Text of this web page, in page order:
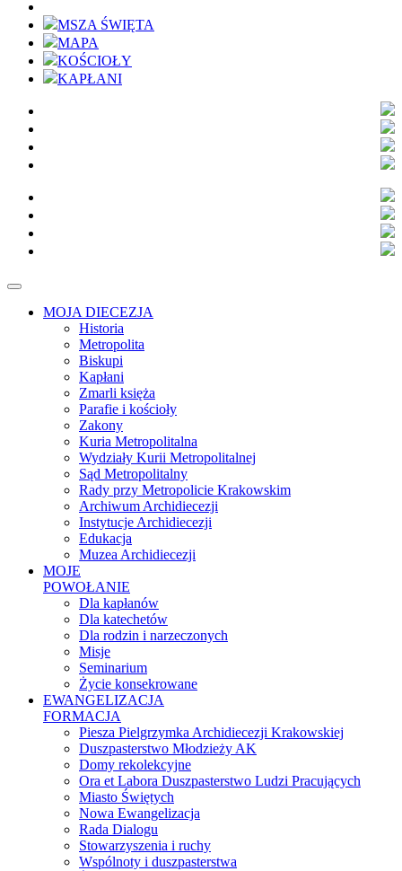
MSZA ŚWIĘTA
MAPA
KOŚCIOŁY
KAPŁANI
MOJA DIECEZJA
Historia
Metropolita
Biskupi
Kapłani
Zmarli księża
Parafie i kościoły
Zakony
Kuria Metropolitalna
Wydziały Kurii Metropolitalnej
Sąd Metropolitalny
Rady przy Metropolicie Krakowskim
Archiwum Archidiecezji
Instytucje Archidiecezji
Edukacja
Muzea Archidiecezji
MOJE
POWOŁANIE
Dla kapłanów
Dla katechetów
Dla rodzin i narzeczonych
Misje
Seminarium
Życie konsekrowane
EWANGELIZACJA
FORMACJA
Piesza Pielgrzymka Archidiecezji Krakowskiej
Duszpasterstwo Młodzieży AK
Domy rekolekcyjne
Ora et Labora Duszpasterstwo Ludzi Pracujących
Miasto Świętych
Nowa Ewangelizacja
Rada Dialogu
Stowarzyszenia i ruchy
Wspólnoty i duszpasterstwa